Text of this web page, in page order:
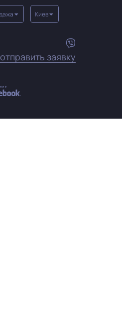
Киев
отправить заявку